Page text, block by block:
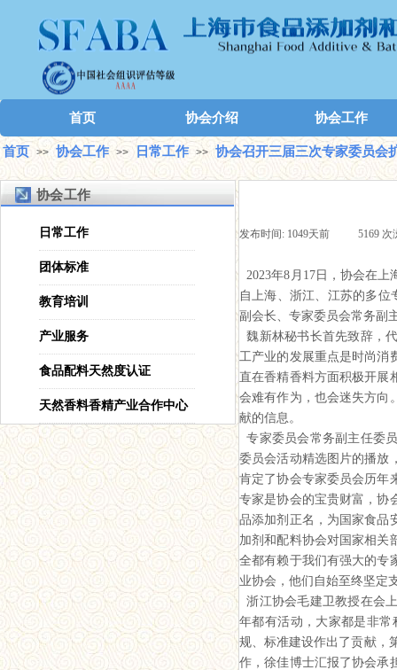
首页 协会介绍 协会工作
首页 >> 协会工作 >> 日常工作 >> 协会召开三届三次专家委员会
日常工作
团体标准
教育培训
产业服务
食品配料天然度认证
天然香料香精产业合作中心
协会工作
发布时间: 1049天前 5169 次
2023年8月17日，协会在
自上海、浙江、江苏的多位
副会长、专家委员会常务副
魏新林秘书长首先致辞，
工产业的发展重点是时尚消
直在香精香料方面积极开展
会难有作为，也会迷失方向
献的信息。
专家委员会常务副主任委
委员会活动精选图片的播放
肯定了协会专家委员会历年
专家是协会的宝贵财富，协
品添加剂正名，为国家食品
加剂和配料协会对国家相关
全都有赖于我们有强大的专
业协会，他们自始至终坚定
浙江协会毛建卫教授在会
年都有活动，大家都是非
规、标准建设作出了贡献，
作，徐佳博士汇报了协会承